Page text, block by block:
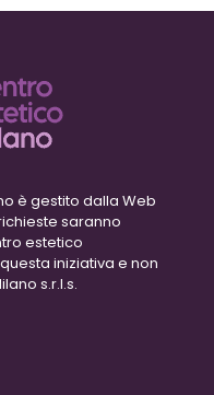
è gestito dalla Web
saranno
estetico
iniziativa e non
s.r.l.s.